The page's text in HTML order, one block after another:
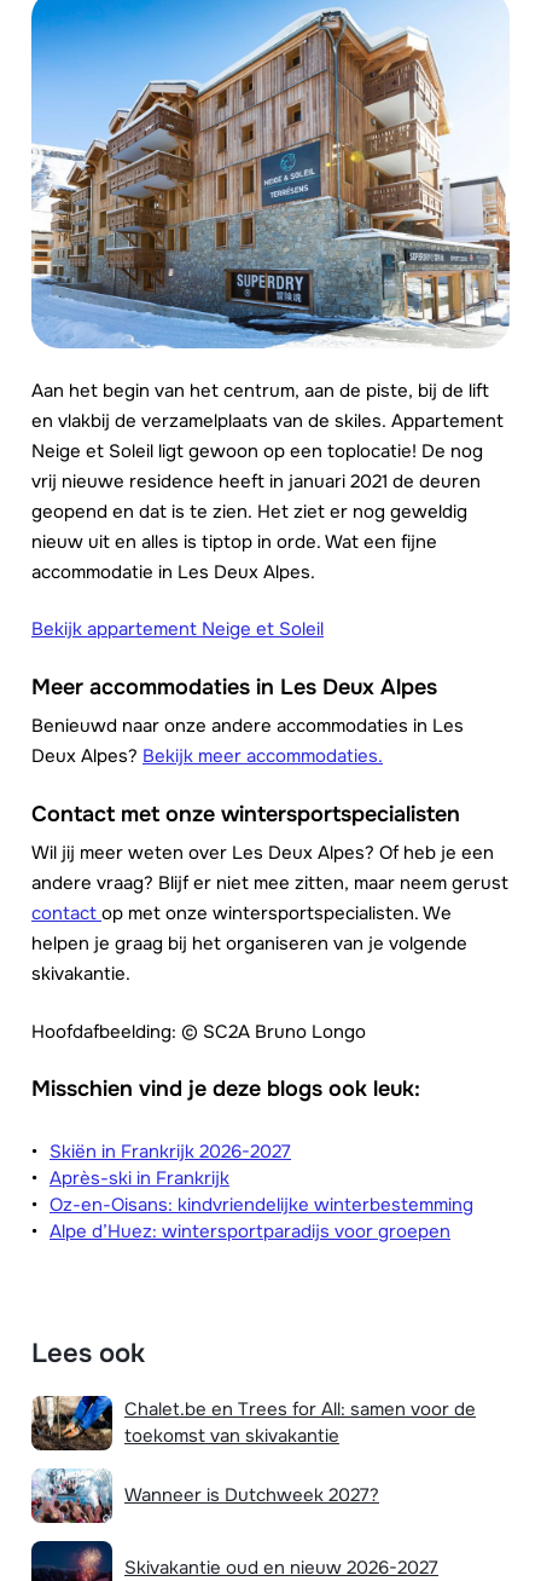
Aan het begin van het centrum, aan de piste, bij de lift
en vlakbij de verzamelplaats van de skiles. Appartement
Neige et Soleil ligt gewoon op een toplocatie! De nog
vrij nieuwe residence heeft in januari 2021 de deuren
geopend en dat is te zien. Het ziet er nog geweldig
nieuw uit en alles is tiptop in orde. Wat een fijne
accommodatie in Les Deux Alpes.
Bekijk appartement Neige et Soleil
Meer accommodaties in Les Deux Alpes
Benieuwd naar onze andere accommodaties in Les
Deux Alpes? Bekijk meer accommodaties.
Contact met onze wintersportspecialisten
Wil jij meer weten over Les Deux Alpes? Of heb je een
andere vraag? Blijf er niet mee zitten, maar neem gerust
contact op met onze wintersportspecialisten. We
helpen je graag bij het organiseren van je volgende
skivakantie.
Hoofdafbeelding: © SC2A Bruno Longo
Misschien vind je deze blogs ook leuk:
Skiën in Frankrijk 2026-2027
Après-ski in Frankrijk
Oz-en-Oisans: kindvriendelijke winterbestemming
Alpe d’Huez: wintersportparadijs voor groepen
Lees ook
Chalet.be en Trees for All: samen voor de
toekomst van skivakantie
Wanneer is Dutchweek 2027?
Skivakantie oud en nieuw 2026-2027